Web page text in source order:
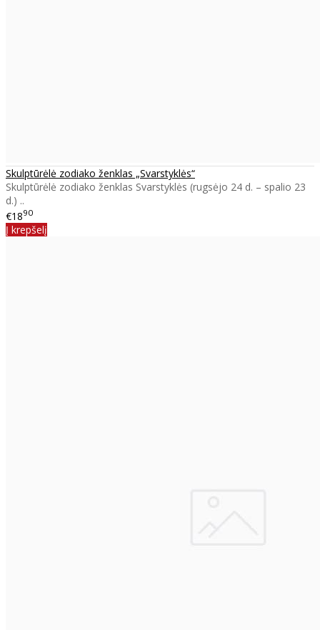
Skulptūrėlė zodiako ženklas „Svarstyklės“
Skulptūrėlė zodiako ženklas Svarstyklės (rugsėjo 24 d. – spalio 23
d.) ..
€1890
Į krepšelį